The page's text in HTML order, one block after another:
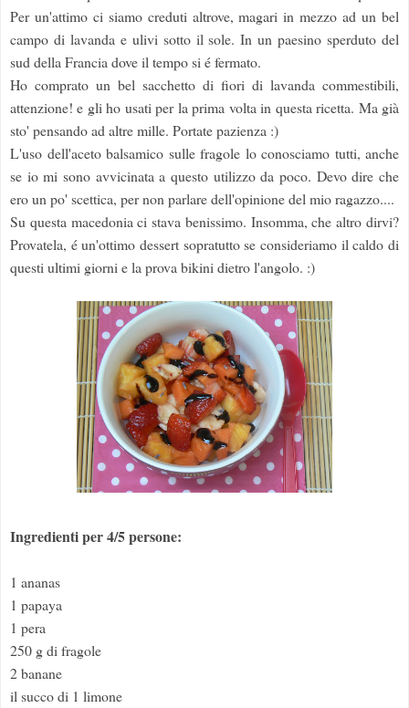
Per un'attimo ci siamo creduti altrove, magari in mezzo ad un bel
campo di lavanda e ulivi sotto il sole. In un paesino sperduto del
sud della Francia dove il tempo si é fermato.
Ho comprato un bel sacchetto di fiori di lavanda commestibili,
attenzione! e gli ho usati per la prima volta in questa ricetta. Ma già
sto' pensando ad altre mille. Portate pazienza :)
L'uso dell'aceto balsamico sulle fragole lo conosciamo tutti, anche
se io mi sono avvicinata a questo utilizzo da poco. Devo dire che
ero un po' scettica, per non parlare dell'opinione del mio ragazzo....
Su questa macedonia ci stava benissimo. Insomma, che altro dirvi?
Provatela, é un'ottimo dessert sopratutto se consideriamo il caldo di
questi ultimi giorni e la prova bikini dietro l'angolo. :)
Ingredienti per 4/5 persone:
1 ananas
1 papaya
1 pera
250 g di fragole
2 banane
il succo di 1 limone